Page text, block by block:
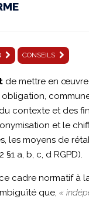
CONSEILS
de mettre en
contexte et des
et le
moyens de
a, b, c, d RGPD).
cadre normatif à
que, «